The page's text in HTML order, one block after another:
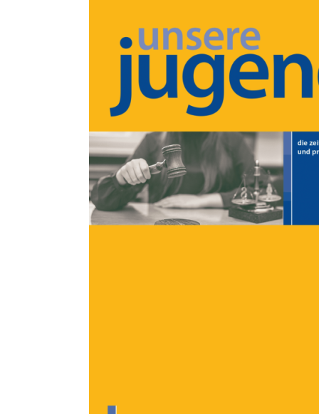
Lernhelfer